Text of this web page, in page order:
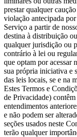
prestar qualquer
violação antecipada
Serviço a partir de
destina à distribuição
qualquer jurisdição ou
contrário à lei ou
que optam por acessar
sua própria iniciativa e
das leis locais, se e na
Estes Termos e
de Privacidade)
entendimentos
e não podem ser
seções usados neste
terão qualquer